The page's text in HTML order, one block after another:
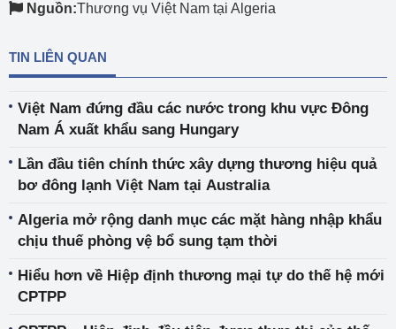
Nguồn:Thương vụ Việt Nam tại Algeria
TIN LIÊN QUAN
Việt Nam đứng đầu các nước trong khu vực Đông
Nam Á xuất khẩu sang Hungary
Lần đầu tiên chính thức xây dựng thương hiệu quả
bơ đông lạnh Việt Nam tại Australia
Algeria mở rộng danh mục các mặt hàng nhập khẩu
chịu thuế phòng vệ bổ sung tạm thời
Hiểu hơn về Hiệp định thương mại tự do thế hệ mới
CPTPP